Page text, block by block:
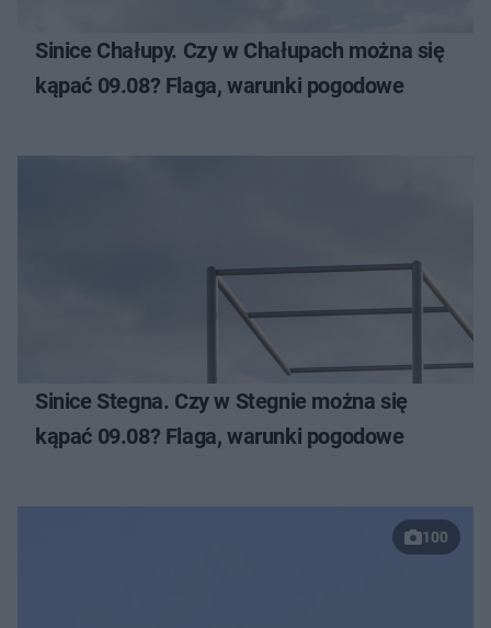
Sinice Chałupy. Czy w Chałupach można się
kąpać 09.08? Flaga, warunki pogodowe
Sinice Stegna. Czy w Stegnie można się
kąpać 09.08? Flaga, warunki pogodowe
100